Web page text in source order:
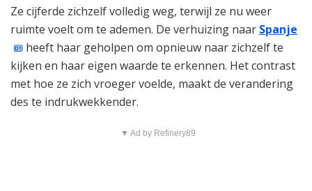
Ze cijferde zichzelf volledig weg, terwijl ze nu weer
ruimte voelt om te ademen. De verhuizing naar Spanje
heeft haar geholpen om opnieuw naar zichzelf te
kijken en haar eigen waarde te erkennen. Het contrast
met hoe ze zich vroeger voelde, maakt de verandering
des te indrukwekkender.
▼ Ad by Refinery89